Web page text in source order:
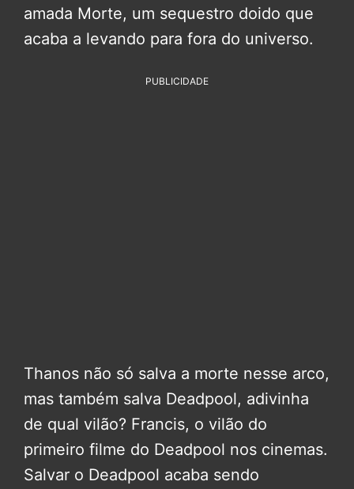
amada Morte, um sequestro doido que
acaba a levando para fora do universo.
PUBLICIDADE
Thanos não só salva a morte nesse arco,
mas também salva Deadpool, adivinha
de qual vilão? Francis, o vilão do
primeiro filme do Deadpool nos cinemas.
Salvar o Deadpool acaba sendo